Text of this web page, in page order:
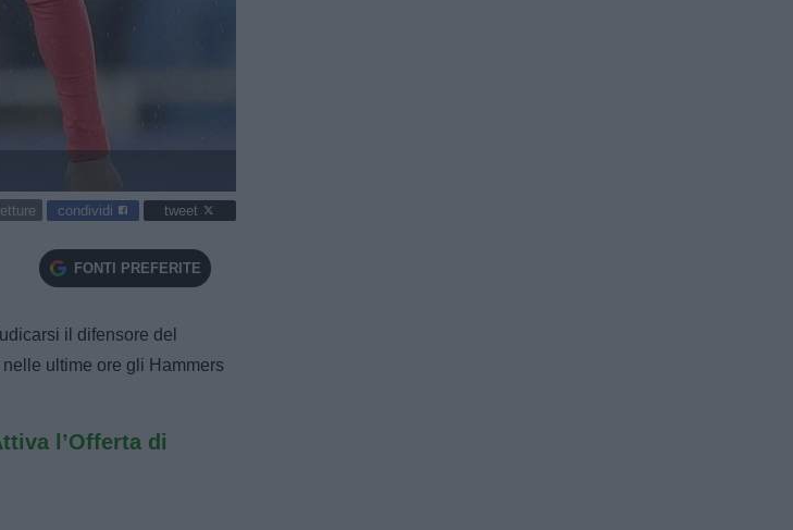
condividi tweet
FONTI PREFERITE
il difensore del
ultime ore gli Hammers
l’Offerta di